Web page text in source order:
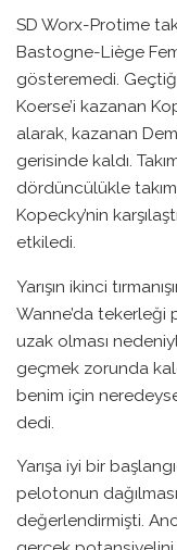
SD Worx-Protime
Bastogne-Liège
gösteremedi.
Koerse’i kazanan
alarak, kazanan
gerisinde kaldı.
dördüncülükle
Kopecky’nin
etkiledi.
Yarışın ikinci
Wanne’da tekerleği
uzak olması
geçmek zorunda
benim için
dedi.
Yarışa iyi bir
pelotonun
değerlendirmişti.